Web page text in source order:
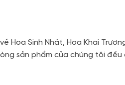
Sinh Nhật, Hoa Khai
sản phẩm của chúng tôi